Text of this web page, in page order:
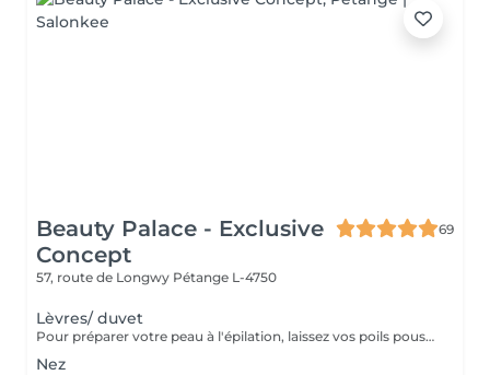
Beauty Palace - Exclusive
Concept
69
57, route de Longwy Pétange L-4750
Lèvres/ duvet
Pour préparer votre peau à l'épilation, laissez vos poils pousser pendant au moins deux semaines après le dernier rasage pour assurer une longueur adéquate. Il est également recommandé, mais non indispensable, d'effectuer un gommage doux 24 heures avant la séance pour éliminer les cellules mortes et faciliter l'extraction des poils. Le jour de l'épilation, évitez d'appliquer des crèmes ou des huiles sur la zone concernée afin d'assurer une bonne adhérence de la cire. Enfin, protégez votre peau en évitant l'exposition au soleil ou les séances de bronzage, qui pourraient la rendre plus sensible et irritable.
Nez